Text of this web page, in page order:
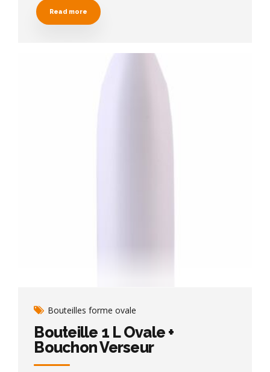
Read more
Bouteilles forme ovale
Bouteille 1 L Ovale +
Bouchon Verseur